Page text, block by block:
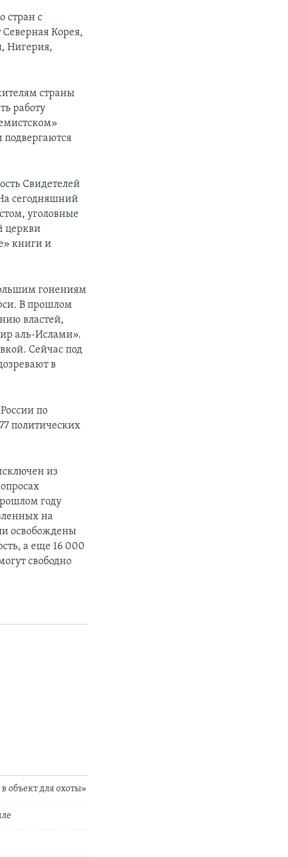
стран с
Корея,
Нигерия,
страны
работу
Свидетелей
сегодняшний
уголовные
церкви
книги и
гонениям
В прошлом
властей,
аль-Ислами».
Сейчас под
в
по
политических
из
году
на
освобождены
а еще 16 000
свободно
объект для охоты»